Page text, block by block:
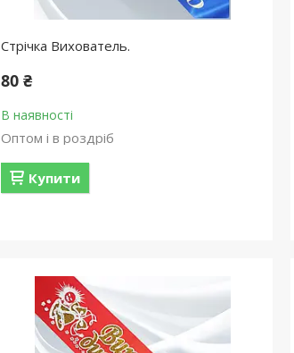
Стрічка Вихователь.
80 ₴
В наявності
Оптом і в роздріб
Купити